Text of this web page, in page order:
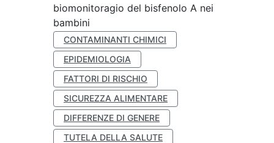
biomonitoragio del bisfenolo A nei
bambini
CONTAMINANTI CHIMICI
EPIDEMIOLOGIA
FATTORI DI RISCHIO
SICUREZZA ALIMENTARE
DIFFERENZE DI GENERE
TUTELA DELLA SALUTE